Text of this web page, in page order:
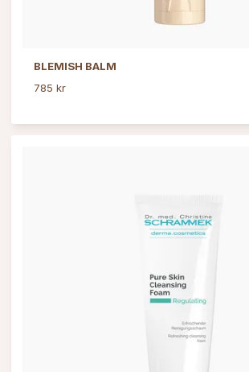
BLEMISH BALM
785 kr